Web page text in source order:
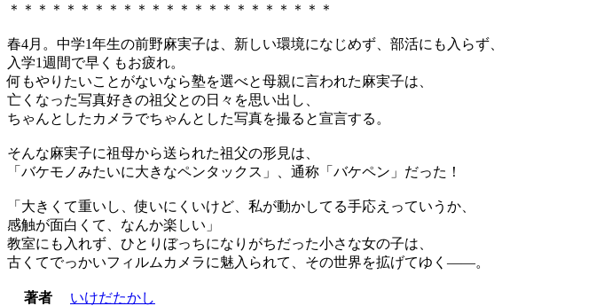
＊＊＊＊＊＊＊＊＊＊＊＊＊＊＊＊＊＊＊＊＊＊＊
春4月。中学1年生の前野麻実子は、新しい環境になじめず、部活にも入らず、
入学1週間で早くもお疲れ。
何もやりたいことがないなら塾を選べと母親に言われた麻実子は、
亡くなった写真好きの祖父との日々を思い出し、
ちゃんとしたカメラでちゃんとした写真を撮ると宣言する。
そんな麻実子に祖母から送られた祖父の形見は、
「バケモノみたいに大きなペンタックス」、通称「バケペン」だった！
「大きくて重いし、使いにくいけど、私が動かしてる手応えっていうか、
感触が面白くて、なんか楽しい」
教室にも入れず、ひとりぼっちになりがちだった小さな女の子は、
古くてでっかいフィルムカメラに魅入られて、その世界を拡げてゆく――。
著者
いけだたかし